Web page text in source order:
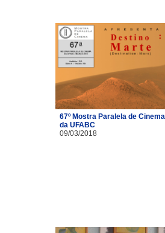
67º Mostra Paralela de Cinema
da UFABC
09/03/2018